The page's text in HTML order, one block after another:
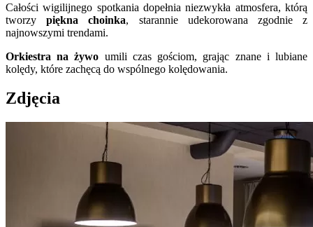
Całości wigilijnego spotkania dopełnia niezwykła atmosfera, którą
tworzypiękna choinka, starannie udekorowana zgodnie z
najnowszymi trendami.
Orkiestra na żywo umili czas gościom, grając znane i lubiane
kolędy, które zachęcą do wspólnego kolędowania.
Zdjęcia